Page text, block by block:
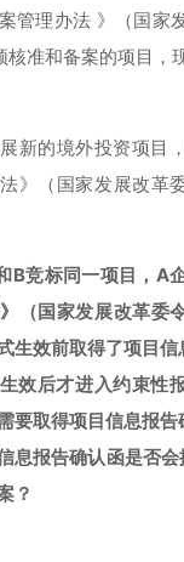
管理办法 》（国家
核准和备案的项目，
新的境外投资项目
》（国家发展改革
B竞标同一项目，A
（国家发展改革委
生效前取得了项目
效后才进入约束性
要取得项目信息报
息报告确认函是否
？